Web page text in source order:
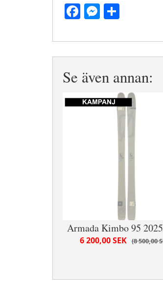
Facebook
Se även annan:
Armada Kimbo 95
8 500,00
6 200,00 SEK